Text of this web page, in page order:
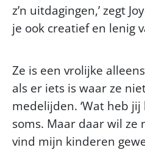
z’n uitdagingen,’ zegt
je ook creatief en lenig
Ze is een vrolijke
als er iets is waar ze
medelijden. ‘Wat heb jij
soms. Maar daar wil ze
vind mijn kinderen